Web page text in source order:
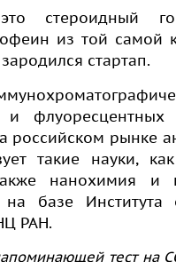
стероидный
из той самой
стартап.
и флуоресцентных
российском рынке
такие науки, как
нанохимия и
базе Института
РАН.
тест на